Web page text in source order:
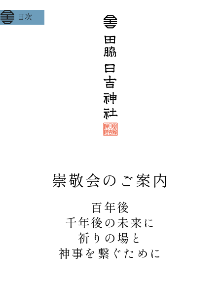
目次
由緒
祭神
十種神宝
祈祷
年間行事
崇敬会
アクセス
崇敬会のご案内
百年後
千年後の未来に
祈りの場と
神事を繋ぐために